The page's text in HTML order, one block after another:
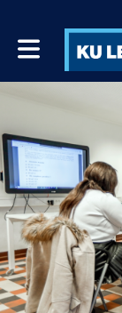
Toggle main